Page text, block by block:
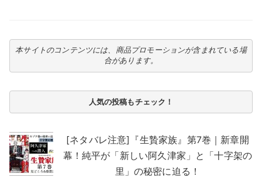
本サイトのコンテンツには、商品プロモーションが含まれている場
合があります。
人気の投稿もチェック！
[ネタバレ注意]『生贄家族』第7巻｜新章開
幕！純平が「新しい阿久津家」と「十字架の
里」の秘密に迫る！